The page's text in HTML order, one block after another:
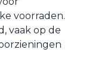
voorraden.
vaak op de